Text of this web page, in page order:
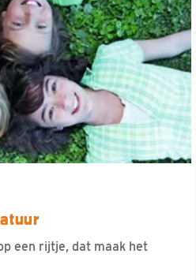
een rijtje, dat maak het